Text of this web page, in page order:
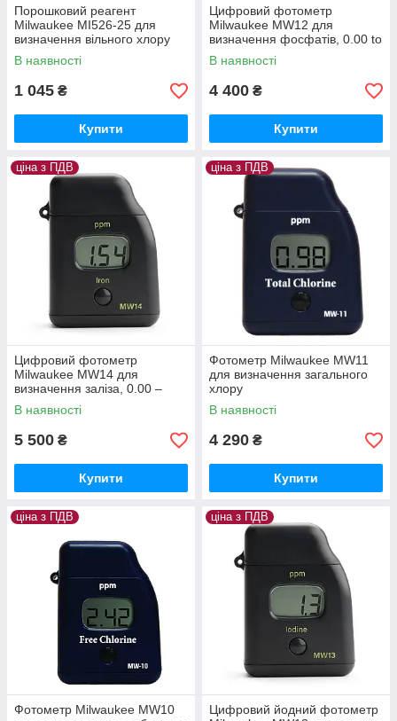
Порошковий реагент
Milwaukee MI526-25 для
визначення вільного хлору
для фотометру MW10, 25
тестів, Угорщина
В наявності
1 045 ₴
Купити
Цифровий фотометр
Milwaukee MW12 для
визначення фосфатів, 0.00 to
2.50 ppm, Угорщина
В наявності
4 400 ₴
Купити
ціна з ПДВ
Цифровий фотометр
Milwaukee MW14 для
визначення заліза, 0.00 –
5.00 ppm, Угорщина
В наявності
5 500 ₴
Купити
ціна з ПДВ
Фотометр Milwaukee MW11
для визначення загального
хлору
В наявності
4 290 ₴
Купити
ціна з ПДВ
Фотометр Milwaukee MW10
ціна з ПДВ
Цифровий йодний фотометр